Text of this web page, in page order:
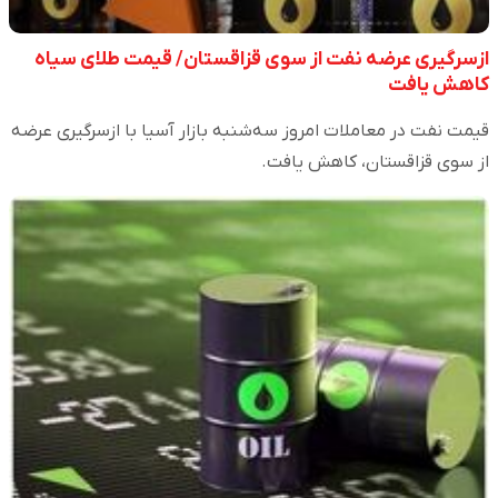
ازسرگیری عرضه نفت از سوی قزاقستان/ قیمت طلای سیاه
کاهش یافت
قیمت نفت در معاملات امروز سه‌شنبه بازار آسیا با ازسرگیری عرضه
از سوی قزاقستان، کاهش یافت.